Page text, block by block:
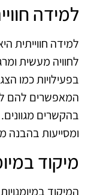
למידה
למידה חווייתית
לחוויה מעשית
בפעילויות כמו
המאפשרים להם
בהקשרים
ומסייעות בהבנה
מיקוד
המיקוד